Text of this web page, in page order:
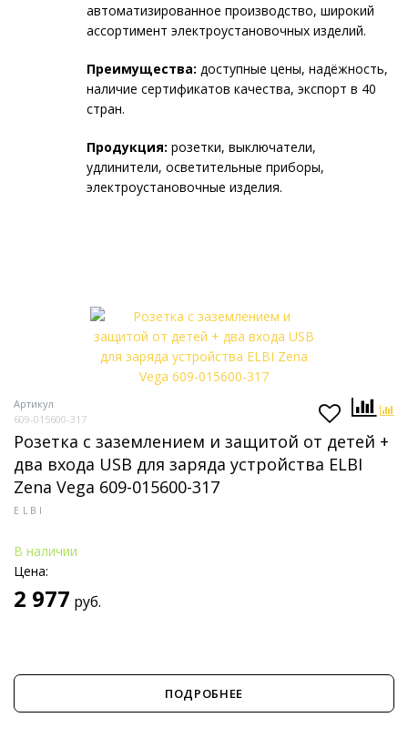
автоматизированное производство, широкий
ассортимент электроустановочных изделий.
Преимущества: доступные цены, надёжность,
наличие сертификатов качества, экспорт в 40
стран.
Продукция: розетки, выключатели,
удлинители, осветительные приборы,
электроустановочные изделия.
Артикул
609-015600-317
Розетка с заземлением и защитой от детей +
два входа USB для заряда устройства ELBI
Zena Vega 609-015600-317
ELBI
В наличии
Цена:
2 977 руб.
ПОДРОБНЕЕ